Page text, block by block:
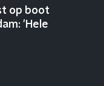
op boot
'Hele